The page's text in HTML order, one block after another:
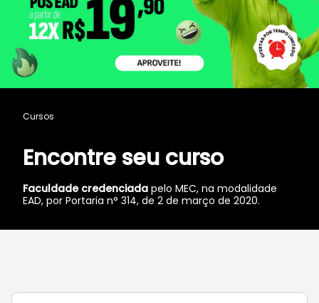
Encontre seu curso
Faculdade credenciada pelo MEC, na modalidade
EAD, por Portaria n° 314, de 2 de março de 2020.
Cursos